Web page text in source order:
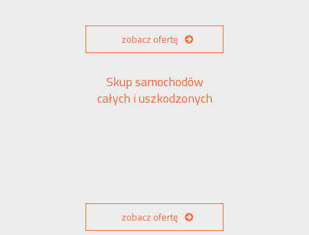
zobacz ofertę
Skup samochodów
całych i uszkodzonych
zobacz ofertę